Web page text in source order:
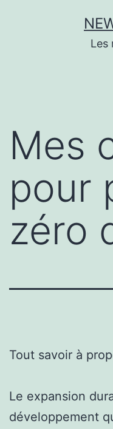
Les
Mes
pour
zéro
Tout savoir à
Le expansion
développement